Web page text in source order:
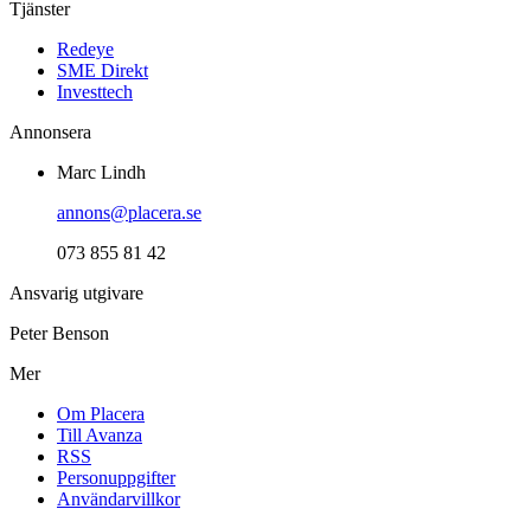
Tjänster
Redeye
SME Direkt
Investtech
Annonsera
Marc Lindh
annons@placera.se
073 855 81 42
Ansvarig utgivare
Peter Benson
Mer
Om Placera
Till Avanza
RSS
Personuppgifter
Användarvillkor